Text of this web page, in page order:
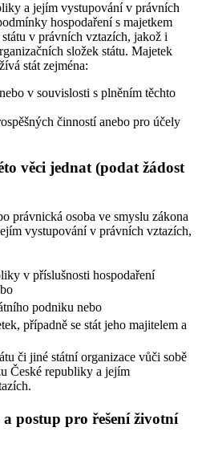
a jejím vystupování v právních
hospodaření s majetkem
v právních vztazích, jakož i
složek státu. Majetek
stát zejména:
v souvislosti s plněním těchto
činností anebo pro účely
věci jednat (podat žádost
právnická osoba ve smyslu zákona
vystupování v právních vztazích,
v příslušnosti hospodaření
podniku nebo
případně se stát jeho majitelem a
či jiné státní organizace vůči sobě
České republiky a jejím
postup pro řešení životní